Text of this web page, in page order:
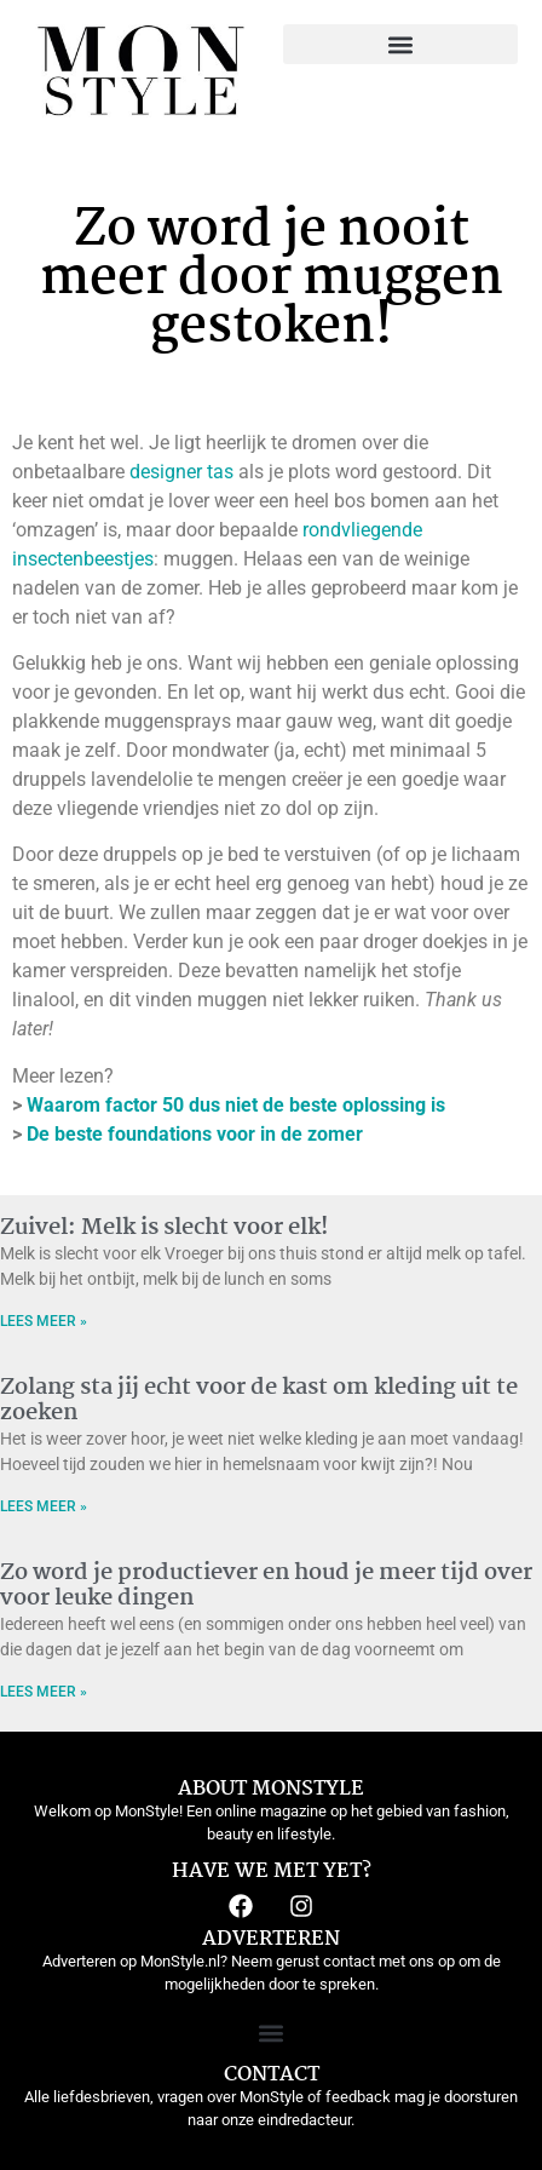
Zo word je nooit
meer door muggen
gestoken!
Je kent het wel. Je ligt heerlijk te dromen over die
onbetaalbare designer tas als je plots word gestoord. Dit
keer niet omdat je lover weer een heel bos bomen aan het
‘omzagen’ is, maar door bepaalde rondvliegende
insectenbeestjes: muggen. Helaas een van de weinige
nadelen van de zomer. Heb je alles geprobeerd maar kom je
er toch niet van af?
Gelukkig heb je ons. Want wij hebben een geniale oplossing
voor je gevonden. En let op, want hij werkt dus echt. Gooi die
plakkende muggensprays maar gauw weg, want dit goedje
maak je zelf. Door mondwater (ja, echt) met minimaal 5
druppels lavendelolie te mengen creëer je een goedje waar
deze vliegende vriendjes niet zo dol op zijn.
Door deze druppels op je bed te verstuiven (of op je lichaam
te smeren, als je er echt heel erg genoeg van hebt) houd je ze
uit de buurt. We zullen maar zeggen dat je er wat voor over
moet hebben. Verder kun je ook een paar droger doekjes in je
kamer verspreiden. Deze bevatten namelijk het stofje
linalool, en dit vinden muggen niet lekker ruiken. Thank us
later!
Meer lezen?
> Waarom factor 50 dus niet de beste oplossing is
> De beste foundations voor in de zomer
Zuivel: Melk is slecht voor elk!
Melk is slecht voor elk Vroeger bij ons thuis stond er altijd melk op tafel.
Melk bij het ontbijt, melk bij de lunch en soms
LEES MEER »
Zolang sta jij echt voor de kast om kleding uit te
zoeken
Het is weer zover hoor, je weet niet welke kleding je aan moet vandaag!
Hoeveel tijd zouden we hier in hemelsnaam voor kwijt zijn?! Nou
LEES MEER »
Zo word je productiever en houd je meer tijd over
voor leuke dingen
Iedereen heeft wel eens (en sommigen onder ons hebben heel veel) van
die dagen dat je jezelf aan het begin van de dag voorneemt om
LEES MEER »
ABOUT MONSTYLE
Welkom op MonStyle! Een online magazine op het gebied van fashion,
beauty en lifestyle.
HAVE WE MET YET?
ADVERTEREN
Adverteren op MonStyle.nl? Neem gerust contact met ons op om de
mogelijkheden door te spreken.
CONTACT
Alle liefdesbrieven, vragen over MonStyle of feedback mag je doorsturen
naar onze eindredacteur.